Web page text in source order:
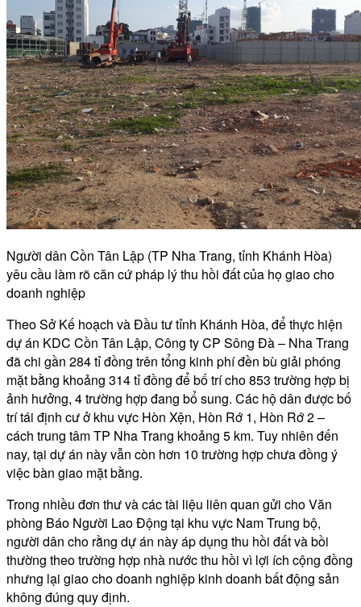
Người dân Cồn Tân Lập (TP Nha Trang, tỉnh Khánh Hòa)
yêu cầu làm rõ căn cứ pháp lý thu hồi đất của họ giao cho
doanh nghiệp
Theo Sở Kế hoạch và Đầu tư tỉnh Khánh Hòa, để thực hiện
dự án KDC Cồn Tân Lập, Công ty CP Sông Đà – Nha Trang
đã chi gần 284 tỉ đồng trên tổng kinh phí đền bù giải phóng
mặt bằng khoảng 314 tỉ đồng để bố trí cho 853 trường hợp bị
ảnh hưởng, 4 trường hợp đang bổ sung. Các hộ dân được bố
trí tái định cư ở khu vực Hòn Xện, Hòn Rớ 1, Hòn Rớ 2 –
cách trung tâm TP Nha Trang khoảng 5 km. Tuy nhiên đến
nay, tại dự án này vẫn còn hơn 10 trường hợp chưa đồng ý
việc bàn giao mặt bằng.
Trong nhiều đơn thư và các tài liệu liên quan gửi cho Văn
phòng Báo Người Lao Động tại khu vực Nam Trung bộ,
người dân cho rằng dự án này áp dụng thu hồi đất và bồi
thường theo trường hợp nhà nước thu hồi vì lợi ích cộng đồng
nhưng lại giao cho doanh nghiệp kinh doanh bất động sản
không đúng quy định.